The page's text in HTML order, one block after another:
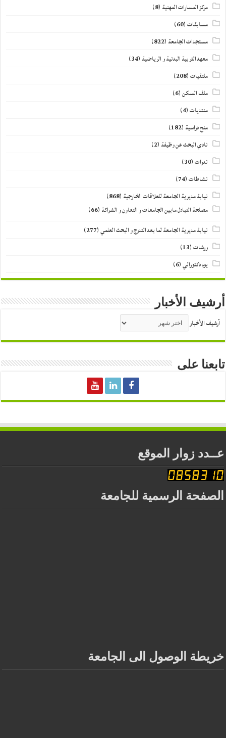
مركز المسارات المهنية (8)
مسابقات(60)
مستجدات الجامعة (822)
معهد التربية البدنية و الرياضية (34)
ملتقيات(208)
ملف السكن(6)
منتديات(4)
منح دراسية (182)
نادي البحث عن وظيفة (2)
ندوات(30)
نشاطات(74)
نيابة مديرية الجامعة للعلاقات الخارجية (868)
مصلحة التبادل مابين الجامعات و التعاون و الشراكة (66)
نيابة مديرية الجامعة لما بعد التدرج و البحث العلمي(277)
ورشات(13)
يوم دكتورالي(6)
أرشيف الأخبار
أرشيف الأخبار
تابعنا على
عــدد زوار الموقع
الصفحة الرسمية للجامعة
خريطة الوصول الى الجامعة